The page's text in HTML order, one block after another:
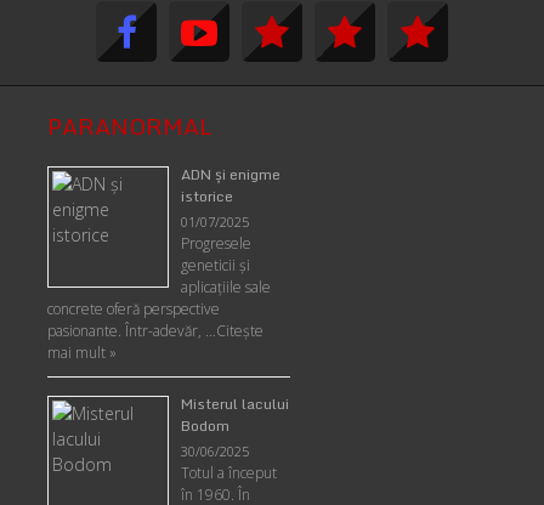
PARANORMAL
ADN şi enigme
istorice
01/07/2025
Progresele
geneticii şi
aplicaţiile sale
concrete oferă perspective
pasionante. Într-adevăr, …Citește
mai mult »
Misterul lacului
Bodom
30/06/2025
Totul a început
în 1960. În